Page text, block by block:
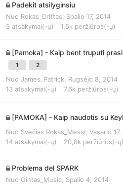
Padekit atsilyginsiu
Nuo Rokas_Driftas
Spalio 17, 2014
5 atsakymai(-ų) 1,5k peržiūros(-ų)
[Pamoka] - Kaip bent truputi
1 2
Nuo James_Patrick
Rugsėjo 8, 2014
13 atsakymai(-ų) 7,6k peržiūros(-ų)
[PAMOKA] - Kaip naudotis su
Nuo Svečias Rokas_Messi Vasario
14 atsakymai(-ų) 20,8k peržiūros(-ų)
Problema del SPARK
Nuo Gintas_Music Spalio 4, 2014